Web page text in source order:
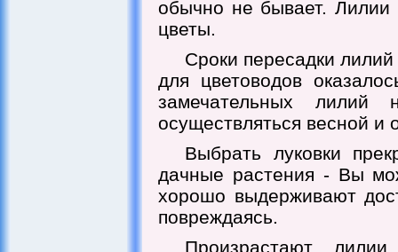
обычно не бывает. Лилии
цветы.
Сроки пересадки
для цветоводов
замечательных
осуществляться весной и
Выбрать луковки
дачные растения - Вы
хорошо выдерживают
повреждаясь.
Произрастают